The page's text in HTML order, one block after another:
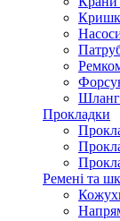
Прокладки
Ремені та